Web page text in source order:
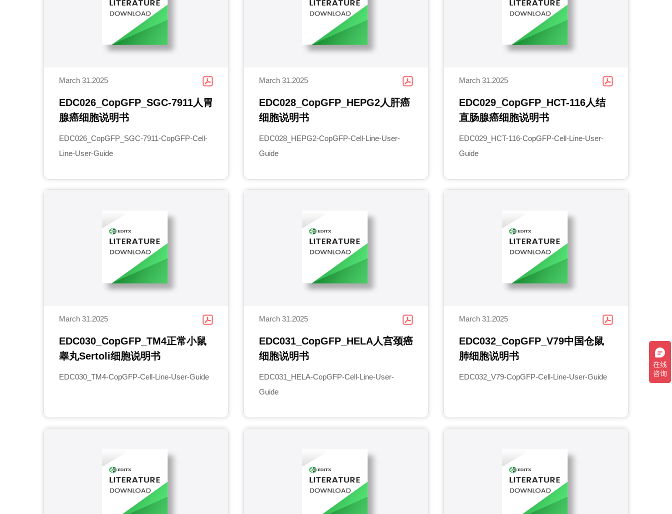
March 31.2025
EDC026_CopGFP_SGC-7911人胃
腺癌细胞说明书
EDC026_CopGFP_SGC-7911-CopGFP-Cell-
Line-User-Guide
March 31.2025
EDC028_CopGFP_HEPG2人肝癌
细胞说明书
EDC028_HEPG2-CopGFP-Cell-Line-User-
Guide
March 31.2025
EDC029_CopGFP_HCT-116人结
直肠腺癌细胞说明书
EDC029_HCT-116-CopGFP-Cell-Line-User-
Guide
March 31.2025
EDC030_CopGFP_TM4正常小鼠
睾丸Sertoli细胞说明书
EDC030_TM4-CopGFP-Cell-Line-User-Guide
March 31.2025
EDC031_CopGFP_HELA人宫颈癌
细胞说明书
EDC031_HELA-CopGFP-Cell-Line-User-
Guide
March 31.2025
EDC032_CopGFP_V79中国仓鼠
肺细胞说明书
EDC032_V79-CopGFP-Cell-Line-User-Guide